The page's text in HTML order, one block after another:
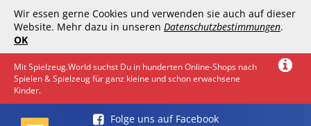
Wir essen gerne Cookies und verwenden sie auch auf dieser
Website. Mehr dazu in unseren Datenschutzbestimmungen.
OK
Mit Spielzeug.World suchst Du in hunderten Online-Shops nach
Spielen & Spielzeug für ganz kleine und schon erwachsene
Kinder.
Folge uns auf Facebook